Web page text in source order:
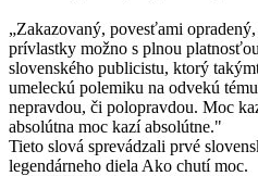
„Zakazovaný, povesťami
prívlastky možno s plnou
slovenského publicistu, ktorý
umeleckú polemiku na odvekú
nepravdou, či polopravdou. Moc
absolútna moc kazí absolútne."
Tieto slová sprevádzali prvé
legendárneho diela Ako chutí moc.